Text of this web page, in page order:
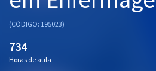
Questões grátis
Conteúdo gratuito
(CÓDIGO: 195023)
734
Horas de aula